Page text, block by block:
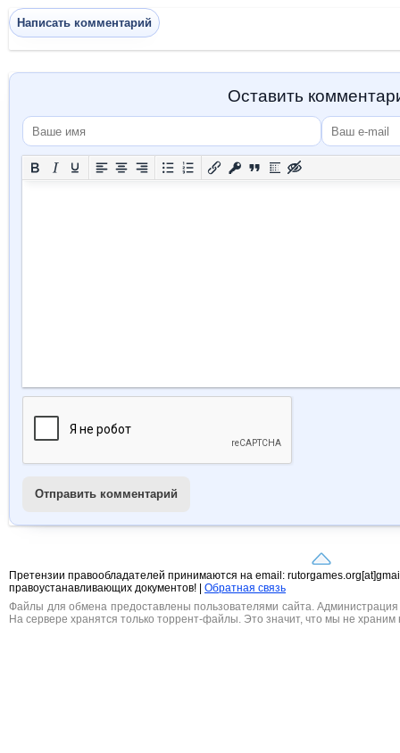
Написать комментарий
Оставить
Отправить комментарий
Претензии правообладателей принимаются на email:
правоустанавливающих документов! |
Обратная связь
Файлы для обмена предоставлены пользователями сайта. Администрация
На сервере хранятся только торрент-файлы. Это значит, что мы не